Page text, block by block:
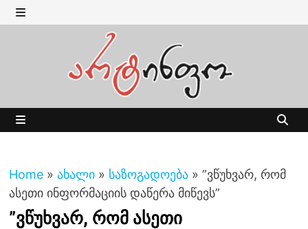
Skip
to MENU
Home » ახალი » საზოგადოება » ”ვწუხვარ, რომ
ასეთი ინფორმაციის დაწერა მიწევს”
”ვწუხვარ, რომ ასეთი